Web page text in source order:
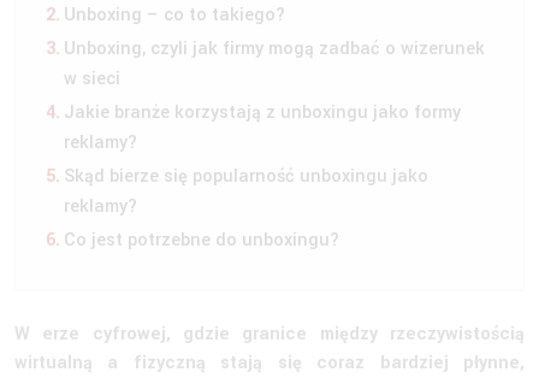
Unboxing – co to takiego?
Unboxing, czyli jak firmy mogą zadbać o wizerunek
w sieci
Jakie branże korzystają z unboxingu jako formy
reklamy?
Skąd bierze się popularność unboxingu jako
reklamy?
Co jest potrzebne do unboxingu?
W erze cyfrowej, gdzie granice między rzeczywistością
wirtualną a fizyczną stają się coraz bardziej płynne,